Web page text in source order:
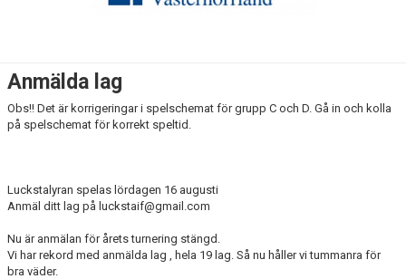
LUCKSTALYRAN 2026
LUCKSTALYRAN 2025
Anmälda lag
Obs!! Det är korrigeringar i spelschemat för grupp C och D. Gå in och kolla
på spelschemat för korrekt speltid.
Luckstalyran spelas lördagen 16 augusti
Anmäl ditt lag på luckstaif@gmail.com
Nu är anmälan för årets turnering stängd.
Vi har rekord med anmälda lag , hela 19 lag. Så nu håller vi tummanra för
bra väder.